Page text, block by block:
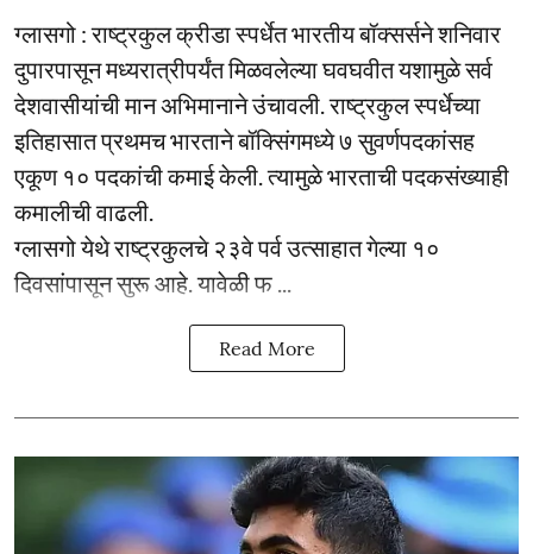
ग्लासगो : राष्ट्रकुल क्रीडा स्पर्धेत भारतीय बॉक्सर्सने शनिवार
दुपारपासून मध्यरात्रीपर्यंत मिळवलेल्या घवघवीत यशामुळे सर्व
देशवासीयांची मान अभिमानाने उंचावली. राष्ट्रकुल स्पर्धेच्या
इतिहासात प्रथमच भारताने बॉक्सिंगमध्ये ७ सुवर्णपदकांसह
एकूण १० पदकांची कमाई केली. त्यामुळे भारताची पदकसंख्याही
कमालीची वाढली.
ग्लासगो येथे राष्ट्रकुलचे २३वे पर्व उत्साहात गेल्या १०
दिवसांपासून सुरू आहे. यावेळी फ ...
Read More